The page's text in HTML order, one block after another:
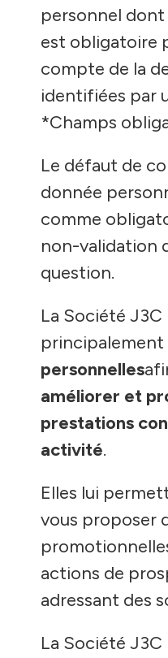
personnel
est obligatoire
compte de la
identifiées par
*Champs
Le défaut de
donnée
comme
non-validation
question.
La Société
principalement
personnelles
améliorer et
prestations
activité.
Elles lui
vous proposer
actions de
adressant des
La Société